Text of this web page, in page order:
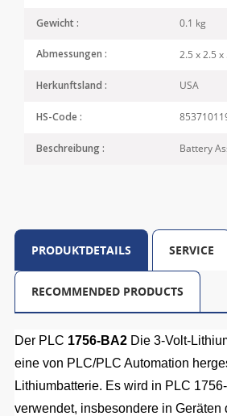
Gewicht : 0.1 kg
Abmessungen : 2.5 x 2.5
Herkunftsland : USA
HS-Code :
Beschreibung : Battery
PRODUKTDETAILS SERVICE
RECOMMENDED PRODUCTS
Der PLC 1756-BA2Die 3-Volt-
eine von PLC/PLC Automation
Lithiumbatterie. Es wird in PLC
verwendet, insbesondere in Geräten